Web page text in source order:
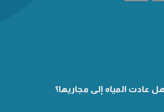
عادت المياه إلى مجاريها؟